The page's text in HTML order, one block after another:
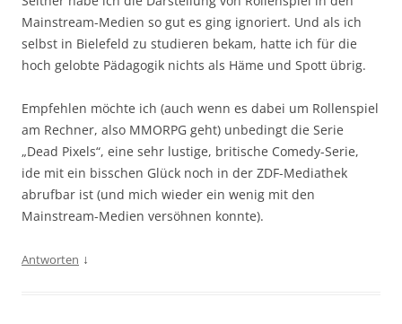
Mainstream-Medien so gut es ging ignoriert. Und als ich
selbst in Bielefeld zu studieren bekam, hatte ich für die
hoch gelobte Pädagogik nichts als Häme und Spott übrig.
Empfehlen möchte ich (auch wenn es dabei um Rollenspiel
am Rechner, also MMORPG geht) unbedingt die Serie
„Dead Pixels“, eine sehr lustige, britische Comedy-Serie,
ide mit ein bisschen Glück noch in der ZDF-Mediathek
abrufbar ist (und mich wieder ein wenig mit den
Mainstream-Medien versöhnen konnte).
Antworten ↓